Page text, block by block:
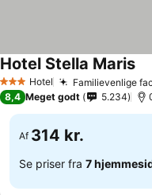
3 StjernerHotel Familievenlige
Hotel Stella Maris
8,4 Meget godt 5.234
Af 314 kr.
Se priser fra 7